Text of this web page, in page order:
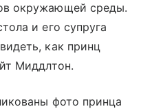
окружающей среды.
и его супруга
как принц
Миддлтон.
фото принца